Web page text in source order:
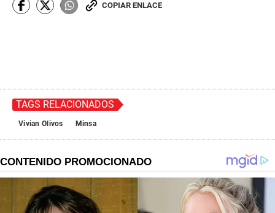
COPIAR ENLACE
TAGS RELACIONADOS
Vivian Olivos Minsa